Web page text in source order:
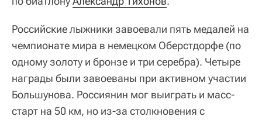
Российские лыжники завоевали пять медалей на
чемпионате мира в немецком Оберстдорфе (по
одному золоту и бронзе и три серебра). Четыре
награды были завоеваны при активном участии
Большунова. Россиянин мог выиграть и масс-
старт на 50 км, но из-за столкновения с